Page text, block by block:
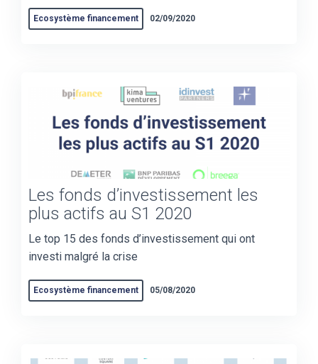
Ecosystème financement 02/09/2020
Les fonds d’investissement les
plus actifs au S1 2020
Le top 15 des fonds d’investissement qui ont
investi malgré la crise
Ecosystème financement 05/08/2020